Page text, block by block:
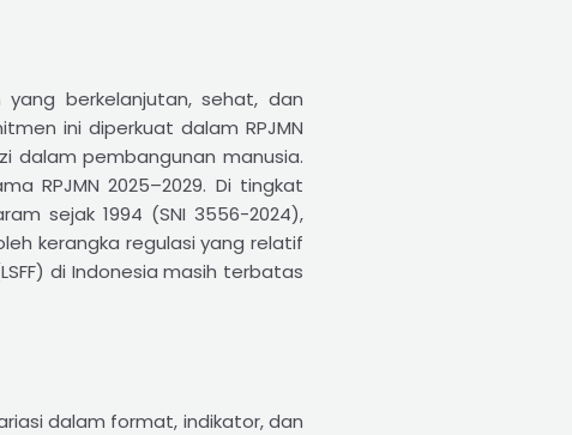
berkelanjutan, sehat, dan
ini diperkuat dalam RPJMN
dalam pembangunan manusia.
RPJMN 2025–2029. Di tingkat
sejak 1994 (SNI 3556-2024),
kerangka regulasi yang relatif
di Indonesia masih terbatas
dalam format, indikator, dan